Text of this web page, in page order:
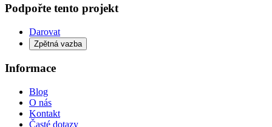
Podpořte tento projekt
Darovat
Zpětná vazba
Informace
Blog
O nás
Kontakt
Časté dotazy